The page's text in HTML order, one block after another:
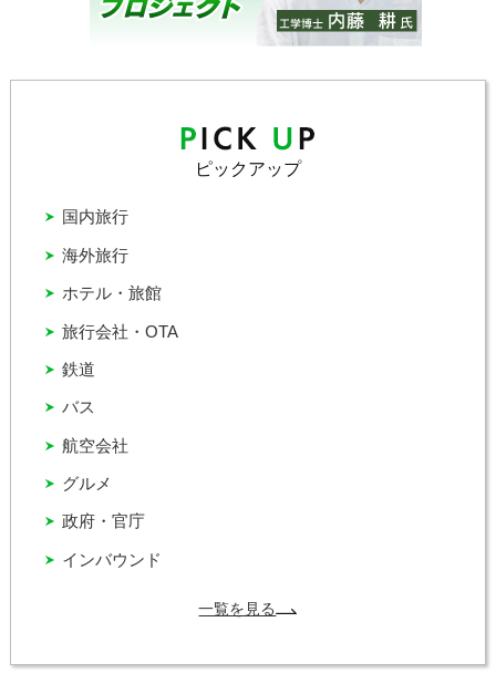
ピックアップ
インバウンド
グルメ
バス
ホテル・旅館
国内旅行
政府・官庁
旅行会社・OTA
海外旅行
航空会社
鉄道
一覧を見る